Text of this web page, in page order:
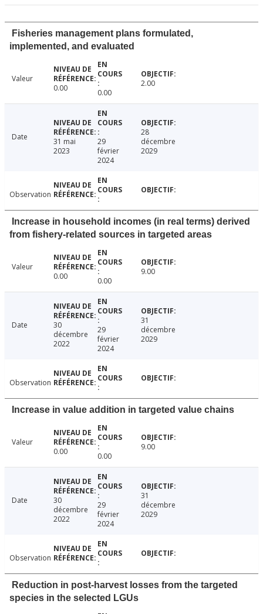
Fisheries management plans formulated,
implemented, and evaluated
Valeur
0.00
0.00
2.00
Date
31 mai
2023
29
février
2024
28
décembre
2029
Observation
Increase in household incomes (in real terms) derived
from fishery-related sources in targeted areas
Valeur
0.00
0.00
9.00
Date
30
décembre
2022
29
février
2024
31
décembre
2029
Observation
Increase in value addition in targeted value chains
Valeur
0.00
0.00
9.00
Date
30
décembre
2022
29
février
2024
31
décembre
2029
Observation
Reduction in post-harvest losses from the targeted
species in the selected LGUs